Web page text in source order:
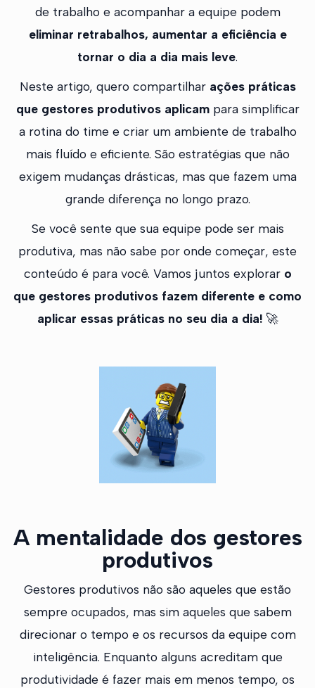
de trabalho e acompanhar a equipe podem
eliminar retrabalhos, aumentar a eficiência e
tornar o dia a dia mais leve.
Neste artigo, quero compartilhar ações práticas
que gestores produtivos aplicampara simplificar
a rotina do time e criar um ambiente de trabalho
mais fluído e eficiente. São estratégias que não
exigem mudanças drásticas, mas que fazem uma
grande diferença no longo prazo.
Se você sente que sua equipe pode ser mais
produtiva, mas não sabe por onde começar, este
conteúdo é para você. Vamos juntos explorar o
que gestores produtivos fazem diferente e como
aplicar essas práticas no seu dia a dia!🚀
A mentalidade dos gestores
produtivos
Gestores produtivos não são aqueles que estão
sempre ocupados, mas sim aqueles que sabem
direcionar o tempo e os recursos da equipe com
inteligência. Enquanto alguns acreditam que
produtividade é fazer mais em menos tempo, os